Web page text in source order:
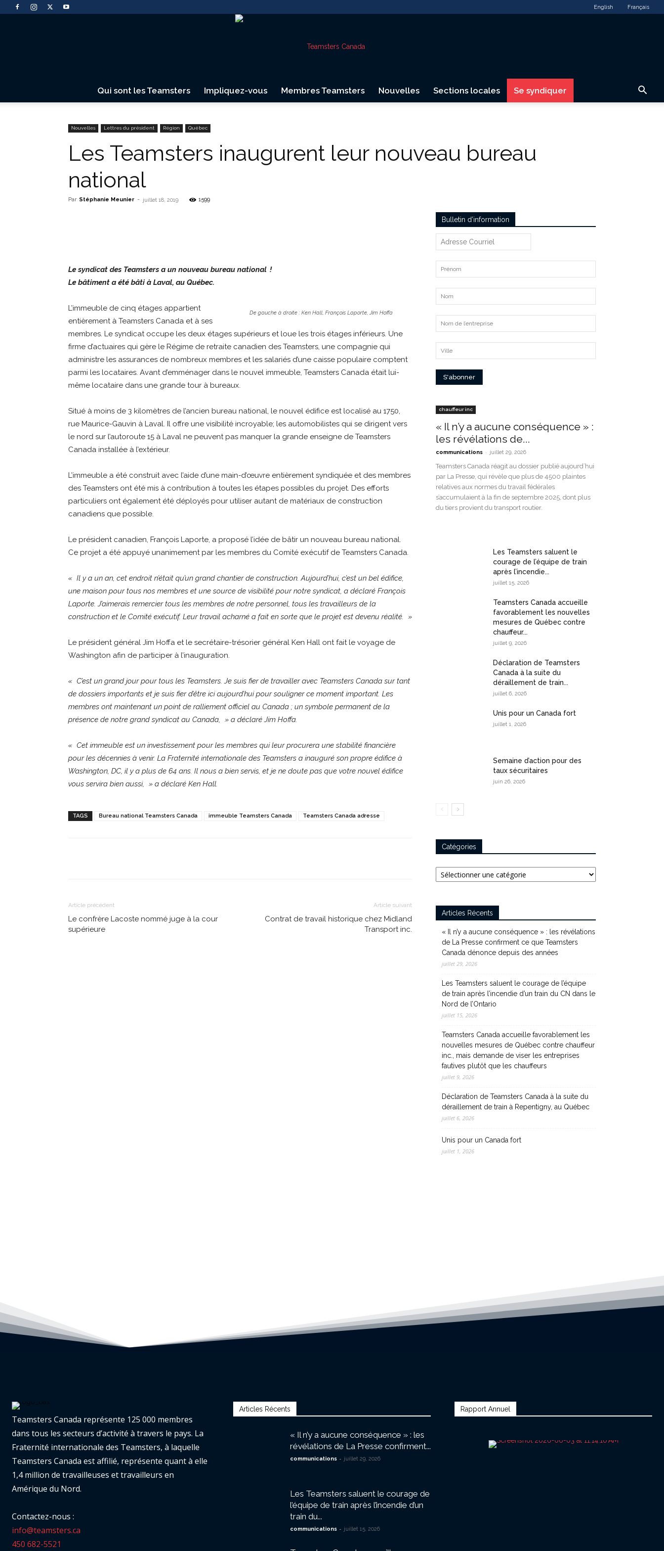
English Français
Qui sont les Teamsters Impliquez-vous Membres Teamsters Nouvelles Sections locales Se syndiquer
Nouvelles Lettres du président Région Québec
Les Teamsters inaugurent leur nouveau bureau
national
Par Stéphanie Meunier - juillet 18, 2019 1599
Le syndicat des Teamsters a un nouveau bureau national !
Le bâtiment a été bâti à Laval, au Québec.
De gauche à droite : Ken Hall, François Laporte, Jim Hoffa
L’immeuble de cinq étages appartient
entièrement à Teamsters Canada et à ses
membres. Le syndicat occupe les deux étages supérieurs et loue les trois étages inférieurs. Une
firme d’actuaires qui gère le Régime de retraite canadien des Teamsters, une compagnie qui
administre les assurances de nombreux membres et les salariés d’une caisse populaire comptent
parmi les locataires. Avant d’emménager dans le nouvel immeuble, Teamsters Canada était lui-
même locataire dans une grande tour à bureaux.
Situé à moins de 3 kilomètres de l’ancien bureau national, le nouvel édifice est localisé au 1750,
rue Maurice-Gauvin à Laval. Il offre une visibilité incroyable; les automobilistes qui se dirigent vers
le nord sur l’autoroute 15 à Laval ne peuvent pas manquer la grande enseigne de Teamsters
Canada installée à l’extérieur.
L’immeuble a été construit avec l’aide d’une main-d’œuvre entièrement syndiquée et des membres
des Teamsters ont été mis à contribution à toutes les étapes possibles du projet. Des efforts
particuliers ont également été déployés pour utiliser autant de matériaux de construction
canadiens que possible.
Le président canadien, François Laporte, a proposé l’idée de bâtir un nouveau bureau national.
Ce projet a été appuyé unanimement par les membres du Comité exécutif de Teamsters Canada.
« Il y a un an, cet endroit n’était qu’un grand chantier de construction. Aujourd’hui, c’est un bel édifice,
une maison pour tous nos membres et une source de visibilité pour notre syndicat, a déclaré François
Laporte. J’aimerais remercier tous les membres de notre personnel, tous les travailleurs de la
construction et le Comité exécutif. Leur travail acharné a fait en sorte que le projet est devenu réalité. »
Le président général Jim Hoffa et le secrétaire-trésorier général Ken Hall ont fait le voyage de
Washington afin de participer à l’inauguration.
« C’est un grand jour pour tous les Teamsters. Je suis fier de travailler avec Teamsters Canada sur tant
de dossiers importants et je suis fier d’être ici aujourd’hui pour souligner ce moment important. Les
membres ont maintenant un point de ralliement officiel au Canada ; un symbole permanent de la
présence de notre grand syndicat au Canada, » a déclaré Jim Hoffa.
« Cet immeuble est un investissement pour les membres qui leur procurera une stabilité financière
pour les décennies à venir. La Fraternité internationale des Teamsters a inauguré son propre édifice à
Washington, DC, il y a plus de 64 ans. Il nous a bien servis, et je ne doute pas que votre nouvel édifice
vous servira bien aussi, » a déclaré Ken Hall.
TAGS Bureau national Teamsters Canada immeuble Teamsters Canada Teamsters Canada adresse
Article précédent
Le confrère Lacoste nommé juge à la cour
supérieure
Article suivant
Contrat de travail historique chez Midland
Transport inc.
Bulletin d’information
chauffeur inc
« Il n’y a aucune conséquence » :
les révélations de...
communications - juillet 29, 2026
Teamsters Canada réagit au dossier publié aujourd’hui
par La Presse, qui révèle que plus de 4500 plaintes
relatives aux normes du travail fédérales
s’accumulaient à la fin de septembre 2025, dont plus
du tiers provient du transport routier.
Les Teamsters saluent le
courage de l’équipe de train
après l’incendie...
juillet 15, 2026
Teamsters Canada accueille
favorablement les nouvelles
mesures de Québec contre
chauffeur...
juillet 9, 2026
Déclaration de Teamsters
Canada à la suite du
déraillement de train...
juillet 6, 2026
Unis pour un Canada fort
juillet 1, 2026
Semaine d’action pour des
taux sécuritaires
juin 26, 2026
Catégories
Catégories
Articles Récents
« Il n’y a aucune conséquence » : les révélations
de La Presse confirment ce que Teamsters
Canada dénonce depuis des années
juillet 29, 2026
Les Teamsters saluent le courage de l’équipe
de train après l’incendie d’un train du CN dans le
Nord de l’Ontario
juillet 15, 2026
Teamsters Canada accueille favorablement les
nouvelles mesures de Québec contre chauffeur
inc., mais demande de viser les entreprises
fautives plutôt que les chauffeurs
juillet 9, 2026
Déclaration de Teamsters Canada à la suite du
déraillement de train à Repentigny, au Québec
juillet 6, 2026
Unis pour un Canada fort
juillet 1, 2026
Teamsters Canada représente 125 000 membres
dans tous les secteurs d’activité à travers le pays. La
Fraternité internationale des Teamsters, à laquelle
Teamsters Canada est affilié, représente quant à elle
1,4 million de travailleuses et travailleurs en
Amérique du Nord.
Contactez-nous :
info@teamsters.ca
450 682-5521
Articles Récents
« Il n’y a aucune conséquence » : les
révélations de La Presse confirment...
communications - juillet 29, 2026
Les Teamsters saluent le courage de
l’équipe de train après l’incendie d’un
train du...
communications - juillet 15, 2026
Rapport Annuel